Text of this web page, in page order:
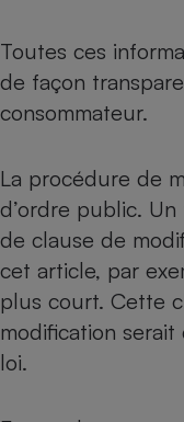
Toutes ces
de façon
consommateur.
La procédure de
d’ordre public.
de clause de
cet article, par
plus court. Cette
modification
loi.